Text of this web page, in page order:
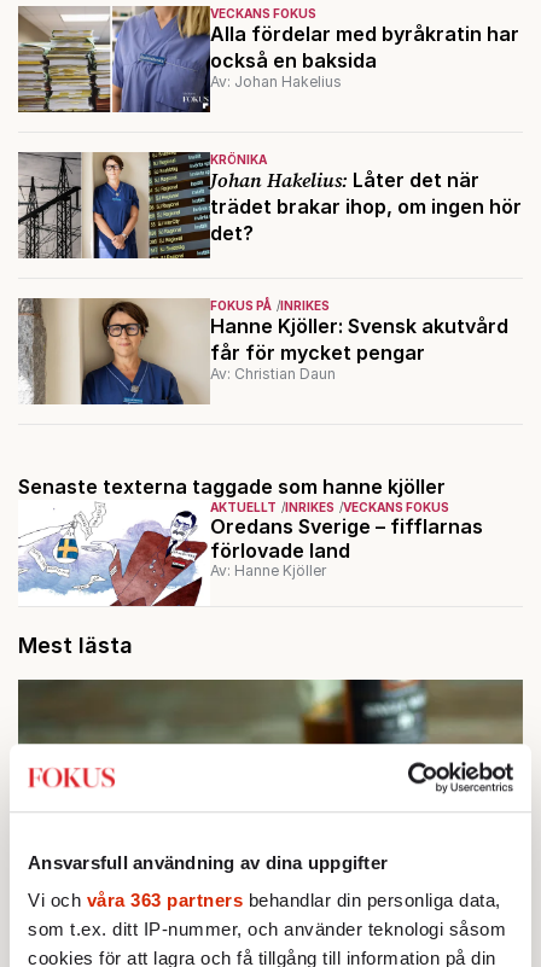
Ansvarsfull användning av dina uppgifter
Vi och våra 363 partners behandlar din personliga data,
som t.ex. ditt IP-nummer, och använder teknologi såsom
cookies för att lagra och få tillgång till information på din
VECKANS FOKUS
Alla fördelar med byråkratin har
också en baksida
Av: Johan Hakelius
KRÖNIKA
Johan Hakelius: Låter det när
trädet brakar ihop, om ingen hör
det?
FOKUS PÅ INRIKES
Hanne Kjöller: Svensk akutvård
får för mycket pengar
Av: Christian Daun
Senaste texterna taggade som hanne kjöller
AKTUELLT INRIKES VECKANS FOKUS
Oredans Sverige – fifflarnas
förlovade land
Av: Hanne Kjöller
Mest lästa